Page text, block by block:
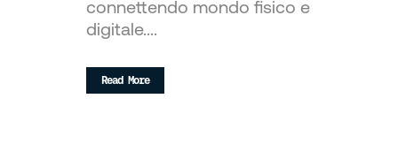
connettendo mondo fisico e
digitale....
Read More